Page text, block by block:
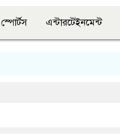
স্পোর্টস এন্টারটেইনমেন্ট